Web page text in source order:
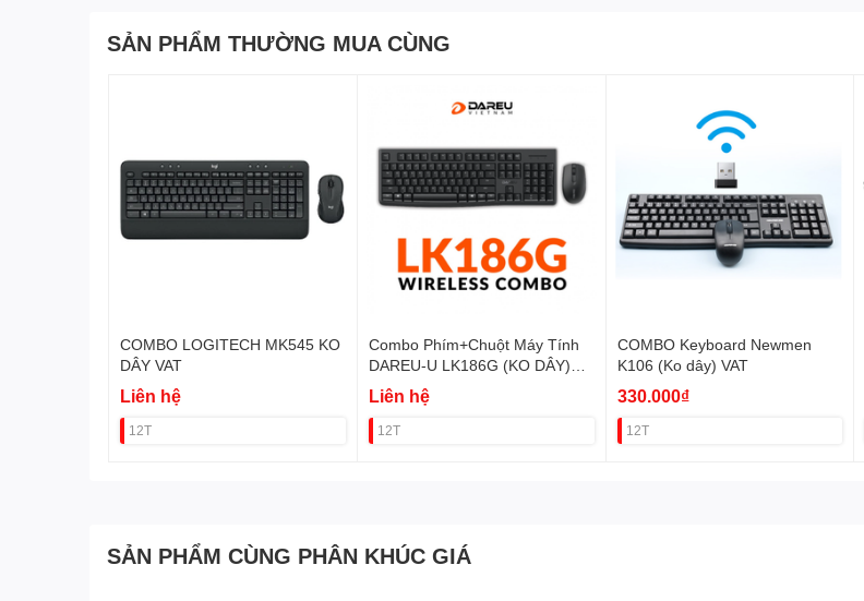
SẢN PHẨM THƯỜNG MUA CÙNG
COMBO LOGITECH MK545 KO
DÂY VAT
Liên hệ
12T
Combo Phím+Chuột Máy Tính
DAREU-U LK186G (KO DÂY)
VAT
Liên hệ
12T
COMBO Keyboard Newmen
K106 (Ko dây) VAT
330.000₫
12T
SẢN PHẨM CÙNG PHÂN KHÚC GIÁ